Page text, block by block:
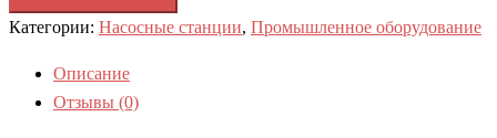
Категории: Насосные станции, Промышленное оборудование
Описание
Отзывы (0)